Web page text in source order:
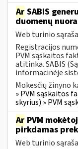
Ar SABIS
duomenų
Web turinio
Registracijos
PVM sąskaitos
atitinka. SABIS
informacinėje
Mokesčių žinyno
» PVM sąskaitos
skyrius) » PVM
Ar PVM
pirkdamas
Web turinio